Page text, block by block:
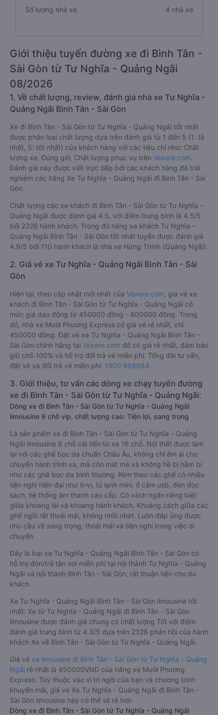
Số lượng nhà xe 4 nhà xe
Giới thiệu tuyến đường xe đi Bình Tân -
Sài Gòn từ Tư Nghĩa - Quảng Ngãi
08/2026
1. Về chất lượng, review, đánh giá nhà xe Tư Nghĩa -
Quảng Ngãi Bình Tân - Sài Gòn
Xe đi Bình Tân - Sài Gòn từ Tư Nghĩa - Quảng Ngãi tốt nhất
được phân loại chất lượng dựa trên đánh giá từ 1 đến 5 (1: tệ
nhất, 5: tốt nhất) của khách hàng với các tiêu chí như: Chất
lượng xe, Đúng giờ, Chất lượng phục vụ trên Vexere.com.
Đánh giá này được viết trực tiếp bởi các khách hàng đã trải
nghiệm các hãng Xe Tư Nghĩa - Quảng Ngãi đi Bình Tân - Sài
Gòn.
Chất lượng các xe khách đi Bình Tân - Sài Gòn từ Tư Nghĩa -
Quảng Ngãi được đánh giá 4.5, với điểm trung bình là 4.5/5
bởi 2326 hành khách. Trong đó hãng xe khách Tư Nghĩa -
Quảng Ngãi Bình Tân - Sài Gòn tốt nhất tuyến được đánh giá
4.9/5 bởi 110 hành khách là nhà xe Hưng Thịnh (Quảng Ngãi).
2. Giá vé xe Tư Nghĩa - Quảng Ngãi Bình Tân - Sài
Gòn
Hiện tại, theo cập nhật mới nhất của Vexere.com , giá vé xe
khách đi Bình Tân - Sài Gòn từ Tư Nghĩa - Quảng Ngãi có
mức giá dao động từ 450000 đồng - 800000 đồng. Trong
đó, nhà xe Mười Phương Express có giá vé rẻ nhất, chỉ
450000 đồng. Đặt vé xe Tư Nghĩa - Quảng Ngãi Bình Tân -
Sài Gòn chính hãng tại Vexere.com để có giá rẻ nhất, đảm bảo
giữ chỗ 100% và hỗ trợ đổi trả vé miễn phí. Tổng đài tư vấn,
đặt vé và đổi trả vé miễn phí: 1900 888684.
3. Giới thiệu, tư vấn các dòng xe chạy tuyến đường
xe đi Bình Tân - Sài Gòn từ Tư Nghĩa - Quảng Ngãi:
Dòng xe đi Bình Tân - Sài Gòn từ Tư Nghĩa - Quảng Ngãi
limousine 9 chỗ vip, chất lượng cao: Tiện lợi, sang trọng
Là sản phẩm xe đi Bình Tân - Sài Gòn từ Tư Nghĩa - Quảng
Ngãi limousine 9 chỗ cải tiến từ xe 16 chỗ. Nội thất được làm
lại với các ghế bọc da chuẩn Châu Âu, không chỉ êm ái cho
chuyến hành trình xa, mà còn mát mẻ và không hề bị hầm bí
như các ghế bọc da bình thường. Kèm theo các ghế có nhiều
tiện nghi hiện đại như ti-vi, tủ lạnh mini, ổ cắm usb, đèn đọc
sách, hệ thống âm thanh cao cấp. Có vách ngăn riêng biệt
giữa khoang lái và khoang hành khách. Khoảng cách giữa các
ghế ngồi rất thoải mái, không nhồi nhét. Luôn đáp ứng được
nhu cầu về sang trọng, thoải mái và tiện nghi trong việc di
chuyển.
Đây là loại xe Tư Nghĩa - Quảng Ngãi Bình Tân - Sài Gòn có
hỗ trợ đón/trả tận nơi miễn phí tại nội thành Tư Nghĩa - Quảng
Ngãi và nội thành Bình Tân - Sài Gòn, rất thuận tiện cho du
khách.
Xe Tư Nghĩa - Quảng Ngãi Bình Tân - Sài Gòn limousine tốt
nhất: Xe từ Tư Nghĩa - Quảng Ngãi đi Bình Tân - Sài Gòn
limousine được đánh giá chung có chất lượng Tốt với điểm
đánh giá trung bình từ 4.3/5 dựa trên 2326 phản hồi của hành
khách Xe về Bình Tân - Sài Gòn từ Tư Nghĩa - Quảng Ngãi.
Giá vé xe limousine đi Bình Tân - Sài Gòn từ Tư Nghĩa - Quảng
Ngãi rẻ nhất là 450000VND của hãng xe Mười Phương
Express. Tùy thuộc vào vị trí ngồi của bạn và chương trình
khuyến mãi, giá vé Xe Tư Nghĩa - Quảng Ngãi đi Bình Tân -
Sài Gòn limousine này có thể sẽ rẻ hơn
Dòng xe đi Bình Tân - Sài Gòn từ Tư Nghĩa - Quảng Ngãi